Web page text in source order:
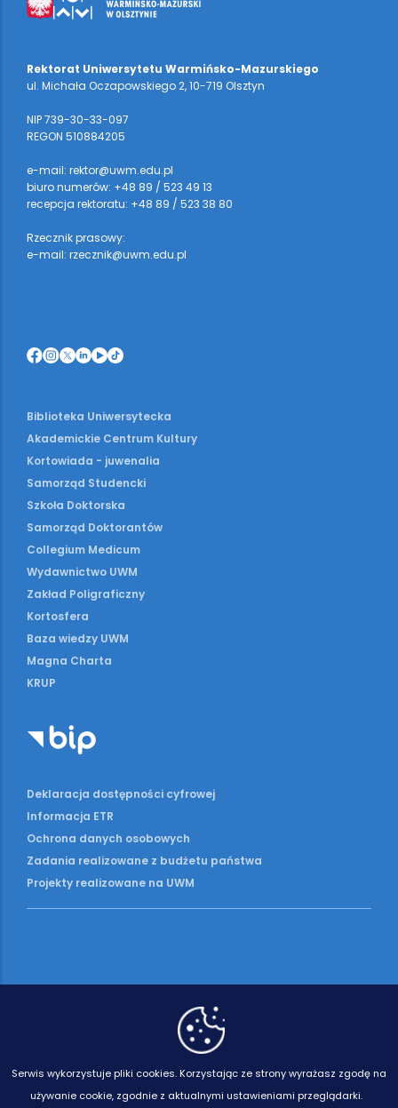
Rektorat Uniwersytetu Warmińsko-Mazurskiego
ul. Michała Oczapowskiego 2, 10-719 Olsztyn
NIP 739-30-33-097
REGON 510884205
e-mail: rektor@uwm.edu.pl
biuro numerów: +48 89 / 523 49 13
recepcja rektoratu: +48 89 / 523 38 80
Rzecznik prasowy:
e-mail: rzecznik@uwm.edu.pl
Biblioteka Uniwersytecka
Akademickie Centrum Kultury
Kortowiada - juwenalia
Samorząd Studencki
Szkoła Doktorska
Samorząd Doktorantów
Collegium Medicum
Wydawnictwo UWM
Zakład Poligraficzny
Kortosfera
Baza wiedzy UWM
Magna Charta
KRUP
Deklaracja dostępności cyfrowej
Informacja ETR
Ochrona danych osobowych
Zadania realizowane z budżetu państwa
Projekty realizowane na UWM
Serwis wykorzystuje pliki cookies. Korzystając ze strony wyrażasz zgodę na
używanie cookie, zgodnie z aktualnymi ustawieniami przeglądarki.